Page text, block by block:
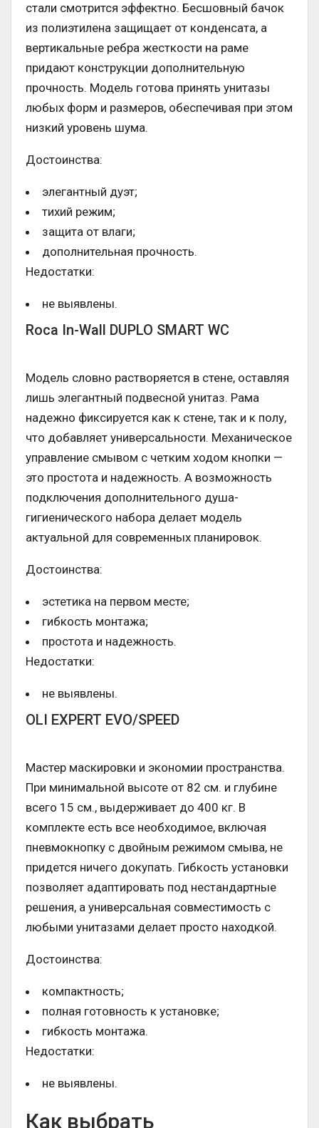
стали смотрится эффектно. Бесшовный бачок
из полиэтилена защищает от конденсата, а
вертикальные ребра жесткости на раме
придают конструкции дополнительную
прочность. Модель готова принять унитазы
любых форм и размеров, обеспечивая при этом
низкий уровень шума.
Достоинства:
элегантный дуэт;
тихий режим;
защита от влаги;
дополнительная прочность.
Недостатки:
не выявлены.
Roca In-Wall DUPLO SMART WC
Модель словно растворяется в стене, оставляя
лишь элегантный подвесной унитаз. Рама
надежно фиксируется как к стене, так и к полу,
что добавляет универсальности. Механическое
управление смывом с четким ходом кнопки —
это простота и надежность. А возможность
подключения дополнительного душа-
гигиенического набора делает модель
актуальной для современных планировок.
Достоинства:
эстетика на первом месте;
гибкость монтажа;
простота и надежность.
Недостатки:
не выявлены.
OLI EXPERT EVO/SPEED
Мастер маскировки и экономии пространства.
При минимальной высоте от 82 см. и глубине
всего 15 см., выдерживает до 400 кг. В
комплекте есть все необходимое, включая
пневмокнопку с двойным режимом смыва, не
придется ничего докупать. Гибкость установки
позволяет адаптировать под нестандартные
решения, а универсальная совместимость с
любыми унитазами делает просто находкой.
Достоинства:
компактность;
полная готовность к установке;
гибкость монтажа.
Недостатки:
не выявлены.
Как выбрать